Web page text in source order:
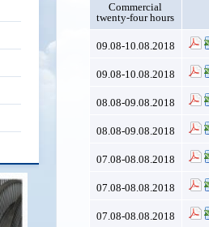
Commercial
twenty-four hours
09.08-10.08.2018
09.08-10.08.2018
08.08-09.08.2018
08.08-09.08.2018
07.08-08.08.2018
07.08-08.08.2018
07.08-08.08.2018